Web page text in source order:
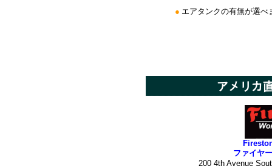
● エアタンクの有無が選べ
ファイヤ
200 4th Avenue